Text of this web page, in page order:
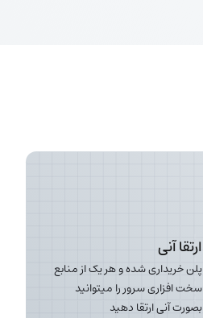
ارتقا آنی
پلن خریداری شده و هر یک از منابع
سخت افزاری سرور را میتوانید
بصورت آنی ارتقا دهید